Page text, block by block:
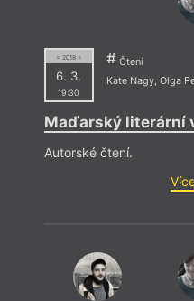
= 2018 =
6. 3.
19:30
Čtení
Kate Nagy,Olga
Maďarský literární
Autorské čtení.